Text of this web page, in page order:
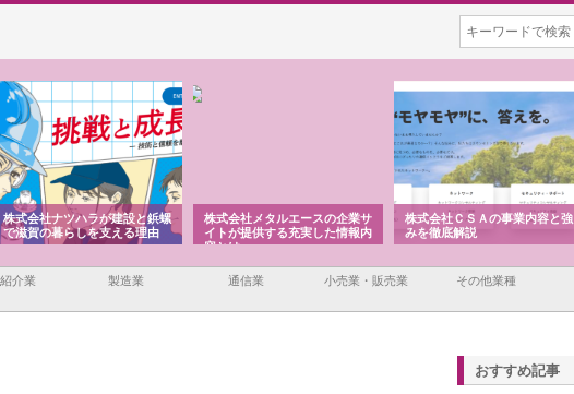
株式会社ナツハラが建設と鋲螺
で滋賀の暮らしを支える理由
株式会社メタルエースの企業サ
イトが提供する充実した情報内
容とは
株式会社ＣＳＡの事業内容と強
みを徹底解説
介業 製造業 通信業 小売業・販売業 その他業種
おすすめ記事